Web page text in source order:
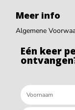
Meer info
Algemene
Eén keer